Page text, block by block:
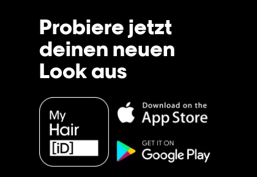
Probiere jetzt
deinen neuen
Look aus